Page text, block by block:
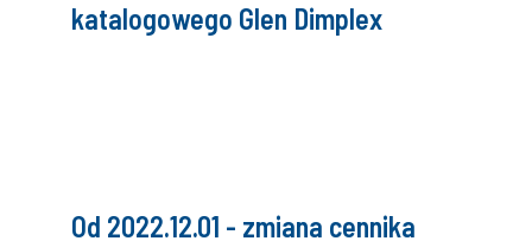
katalogowego Glen Dimplex
Od 2022.12.01 - zmiana cennika